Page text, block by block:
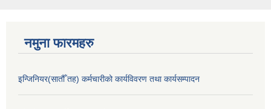
नमुना फारमहरु
इन्जिनियर(सातौँ तह) कर्मचारीको कार्यविवरण तथा कार्यसम्पादन